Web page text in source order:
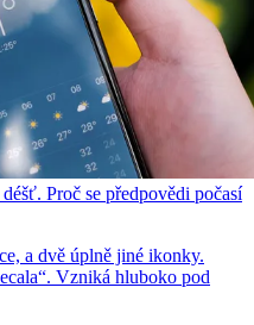
Proč se předpovědi počasí
a dvě úplně jiné ikonky.
Vzniká hluboko pod